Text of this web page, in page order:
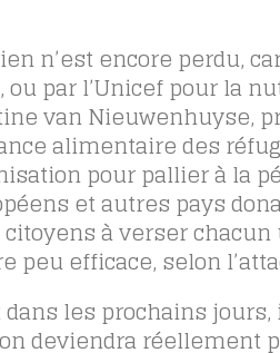
n’est encore perdu,
par l’Unicef pour la
van Nieuwenhuyse,
alimentaire des
pour pallier à la
et autres pays
à verser
efficace, selon
dans les prochains
deviendra réellement